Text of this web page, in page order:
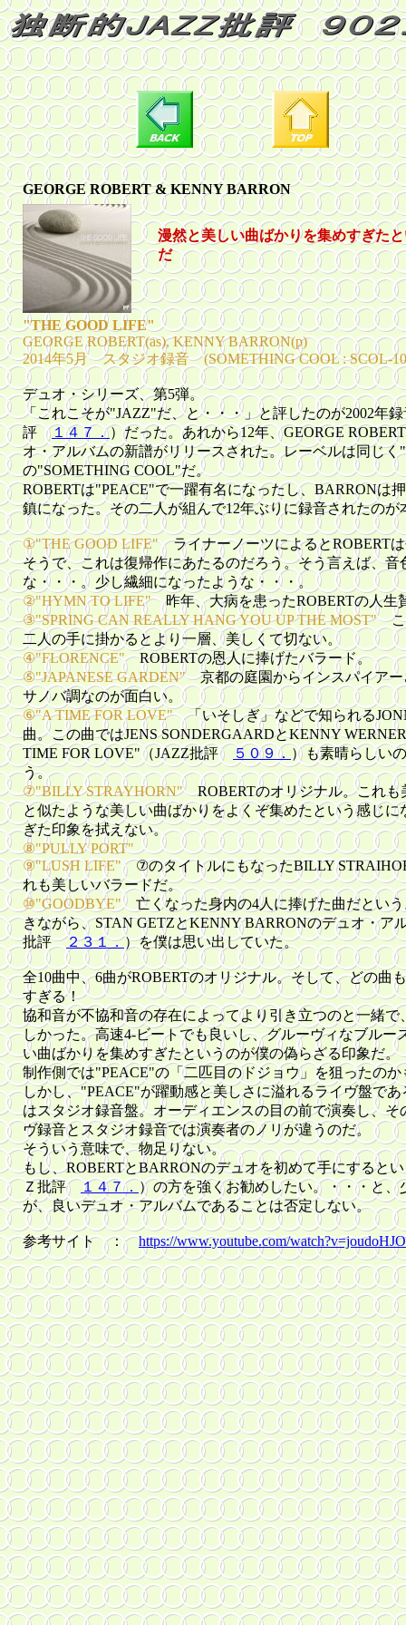
GEORGE ROBERT & KENNY BARRON
漫然と美しい曲ばかりを集めすぎた
だ
"THE GOOD LIFE"
GEORGE ROBERT(as), KENNY BARRON(p)
2014年5月 スタジオ録音 (SOMETHING COOL : SCOL-
デュオ・シリーズ、第5弾。
「これこそが"JAZZ"だ、と・・・」と評したのが2002年
評１４７．）だった。あれから12年、GEORGE
オ・アルバムの新譜がリリースされた。レーベルは同じ
の"SOMETHING COOL"だ。
ROBERTは"PEACE"で一躍有名になったし、BARRONは
鎮になった。その二人が組んで12年ぶりに録音されたのが
①"THE GOOD LIFE"ライナーノーツによるとROBERT
そうで、これは復帰作にあたるのだろう。そう言えば、音
な・・・。少し繊細になったような・・・。
②"HYMN TO LIFE"昨年、大病を患ったROBERTの人生
③"SPRING CAN REALLY HANG YOU UP THE MOST"
二人の手に掛かるとより一層、美しくて切ない。
④"FLORENCE"ROBERTの恩人に捧げたバラード。
⑤"JAPANESE GARDEN"京都の庭園からインスパイア
サノバ調なのが面白い。
⑥"A TIME FOR LOVE"「いそしぎ」などで知られる
曲。この曲ではJENS SONDERGAARDとKENNY
TIME FOR LOVE"（JAZZ批評
５０９． ）も素晴らしい
う。
⑦"BILLY STRAYHORN"ROBERTのオリジナル。これ
と似たような美しい曲ばかりをよくぞ集めたという感じ
ぎた印象を拭えない。
⑧"PULLY PORT"
⑨"LUSH LIFE"⑦のタイトルにもなったBILLY
れも美しいバラードだ。
⑩"GOODBYE"亡くなった身内の4人に捧げた曲だという
きながら、STAN GETZとKENNY BARRONのデュオ・ア
批評２３１．）を僕は思い出していた。
全10曲中、6曲がROBERTのオリジナル。そして、どの曲
すぎる！
協和音が不協和音の存在によってより引き立つのと一緒
しかった。高速4-ビートでも良いし、グルーヴィなブルー
い曲ばかりを集めすぎたというのが僕の偽らざる印象だ。
制作側では"PEACE"の「二匹目のドジョウ」を狙ったのか
しかし、"PEACE"が躍動感と美しさに溢れるライヴ盤で
はスタジオ録音盤。オーディエンスの目の前で演奏し、
ヴ録音とスタジオ録音では演奏者のノリが違うのだ。
そういう意味で、物足りない。
もし、ROBERTとBARRONのデュオを初めて手にすると
Ｚ批評
１４７． ）の方を強くお勧めしたい。・・・と
が、良いデュオ・アルバムであることは否定しない。
参考サイト ：https://www.youtube.com/
.